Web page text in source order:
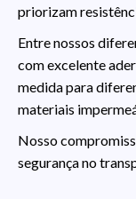
priorizam
Entre nossos
com excelente
medida para
materiais
Nosso
segurança no